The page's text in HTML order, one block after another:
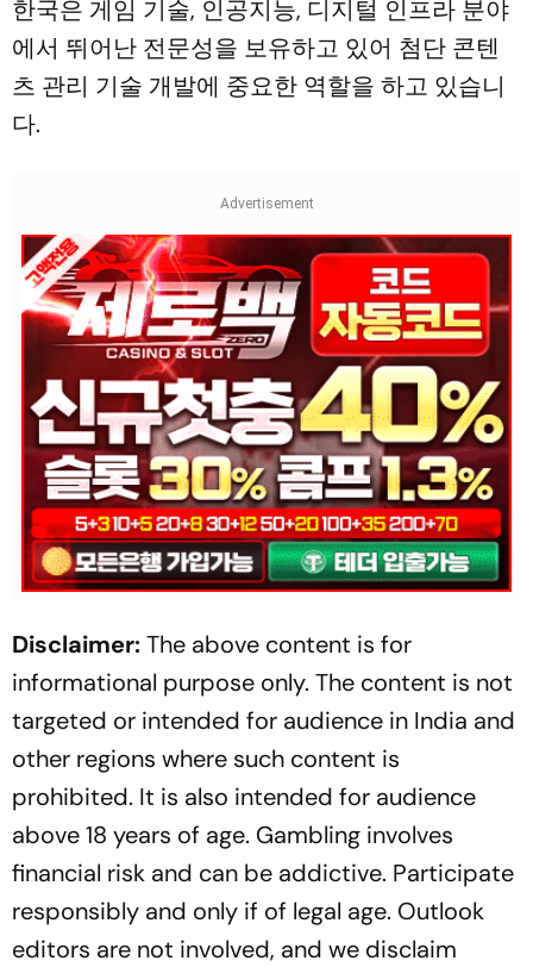
한국은 게임 기술, 인공지능, 디지털 인프라 분야
에서 뛰어난 전문성을 보유하고 있어 첨단 콘텐
츠 관리 기술 개발에 중요한 역할을 하고 있습니
다.
Disclaimer:The above content is for
informational purpose only. The content is not
targeted or intended for audience in India and
other regions where such content is
prohibited. It is also intended for audience
above 18 years of age. Gambling involves
financial risk and can be addictive. Participate
responsibly and only if of legal age. Outlook
editors are not involved, and we disclaim